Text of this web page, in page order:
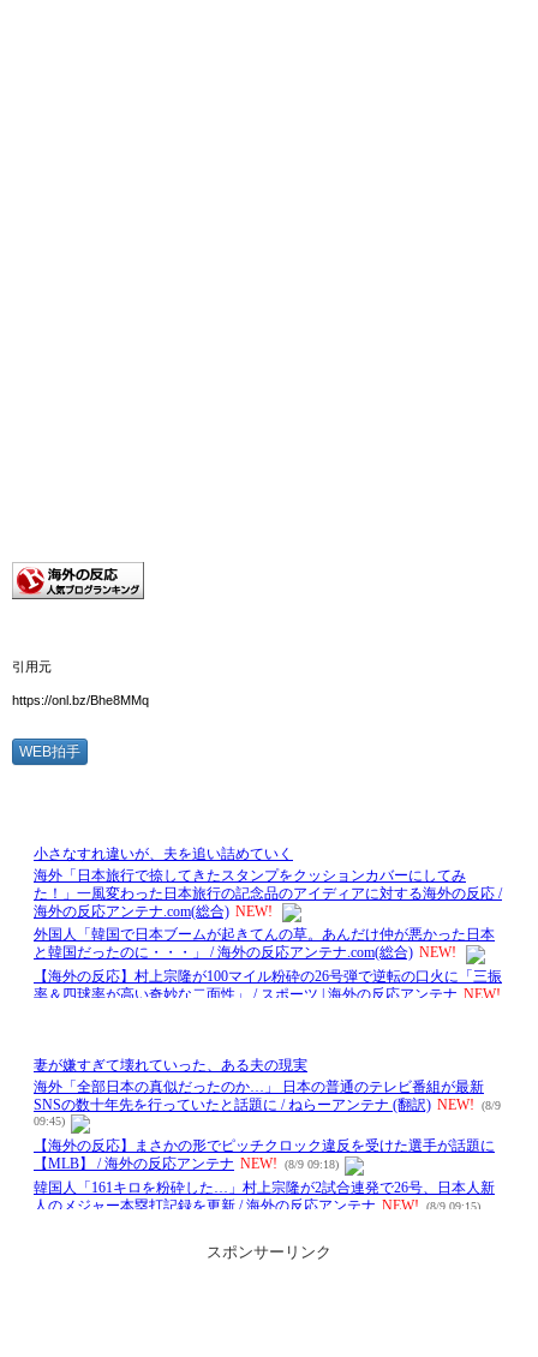
引用元
https://onl.bz/Bhe8MMq
WEB拍手
スポンサーリンク